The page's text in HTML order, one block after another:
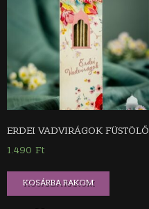
ERDEI VADVIRÁGOK FÜSTÖLŐ
1.490 Ft
KOSÁRBA RAKOM